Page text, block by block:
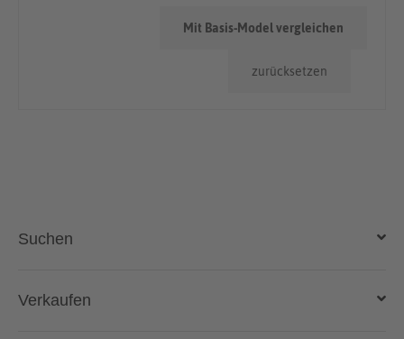
zurücksetzen
Mit Basis-Model vergleichen
Suchen
Auto kaufen
Verkaufen